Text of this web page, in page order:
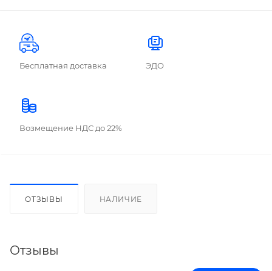
Бесплатная доставка ЭДО
Возмещение НДС до 22%
ОТЗЫВЫ НАЛИЧИЕ
Отзывы